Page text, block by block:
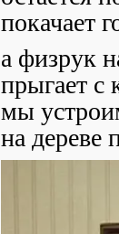
покачает
а физрук
прыгает с
мы
на дереве